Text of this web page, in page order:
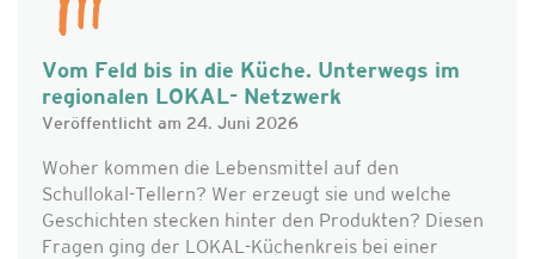
Vom Feld bis in die Küche. Unterwegs im
regionalen LOKAL- Netzwerk
Veröffentlicht am 24. Juni 2026
Woher kommen die Lebensmittel auf den
Schullokal-Tellern? Wer erzeugt sie und welche
Geschichten stecken hinter den Produkten? Diesen
Fragen ging der LOKAL-Küchenkreis bei einer